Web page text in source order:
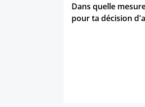
Dans quelle
pour ta décision